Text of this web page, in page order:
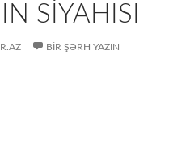
SIYAHISI
BIR ŞƏRH YAZIN